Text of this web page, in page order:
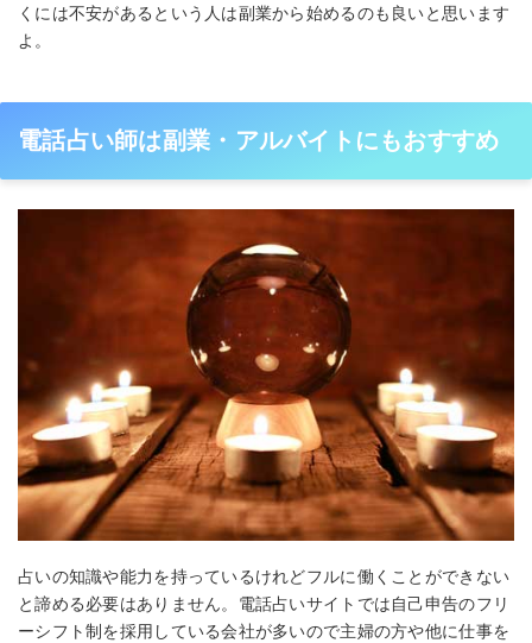
くには不安があるという人は副業から始めるのも良いと思います
よ。
電話占い師は副業・アルバイトにもおすすめ
占いの知識や能力を持っているけれどフルに働くことができない
と諦める必要はありません。電話占いサイトでは自己申告のフリ
ーシフト制を採用している会社が多いので主婦の方や他に仕事を